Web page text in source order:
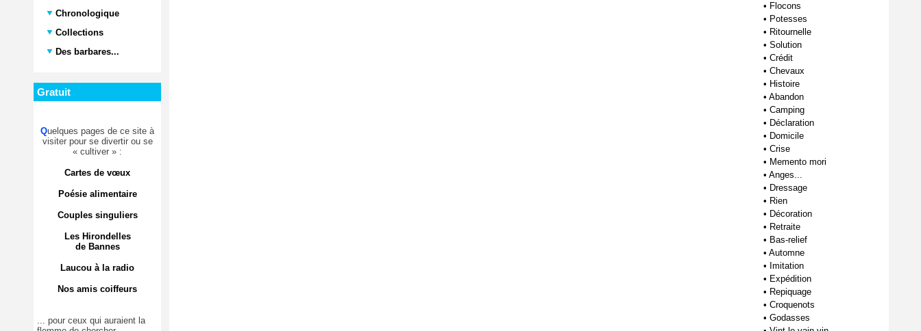
Chronologique
Collections
Des barbares...
Gratuit
Quelques pages de ce site à
visiter pour se divertir ou se
« cultiver » :
Cartes de vœux
Poésie alimentaire
Couples singuliers
Les Hirondelles
de Bannes
Laucou à la radio
Nos amis coiffeurs
... pour ceux qui auraient la
• Flocons
• Potesses
• Ritournelle
• Solution
• Crédit
• Chevaux
• Histoire
• Abandon
• Camping
• Déclaration
• Domicile
• Crise
• Memento mori
• Anges...
• Dressage
• Rien
• Décoration
• Retraite
• Bas-relief
• Automne
• Imitation
• Expédition
• Repiquage
• Croquenots
• Godasses